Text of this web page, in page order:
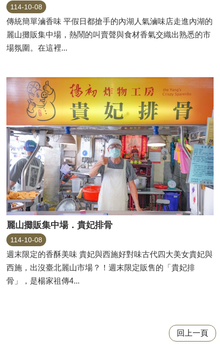
114-10-08
傳統簡單滷香味 平假日都搶手的內湖人氣滷味店走進內湖的
麗山攤販集中場，熱鬧的叫賣聲與食材香氣交織出熟悉的市
場氛圍。在這裡...
麗山攤販集中場．貴妃排骨
114-10-08
週末限定的香酥美味 貴妃與西施好對味古代四大美女貴妃與
西施，出沒臺北麗山市場？！週末限定販售的「貴妃排
骨」，是楊家祖傳4...
回上一頁